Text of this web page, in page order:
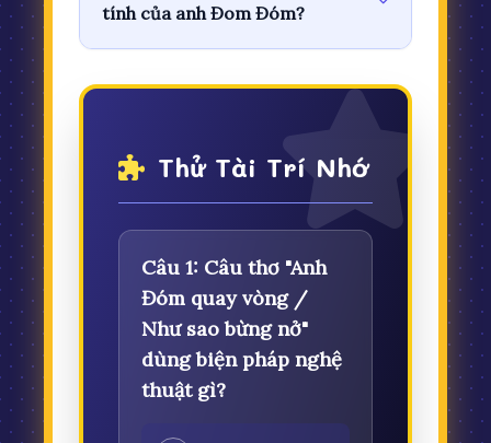
tính của anh Đom Đóm?
Thử Tài Trí Nhớ
Câu 1: Câu thơ "Anh
Đóm quay vòng /
Như sao bừng nở"
dùng biện pháp nghệ
thuật gì?